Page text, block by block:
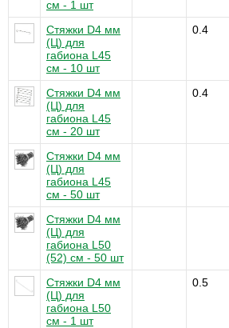
см - 1 шт
Стяжки D4 мм
(Ц) для
габиона L45
см - 10 шт
0.4
Стяжки D4 мм
(Ц) для
габиона L45
см - 20 шт
0.4
Стяжки D4 мм
(Ц) для
габиона L45
см - 50 шт
Стяжки D4 мм
(Ц) для
габиона L50
(52) см - 50 шт
Стяжки D4 мм
(Ц) для
габиона L50
см - 1 шт
0.5